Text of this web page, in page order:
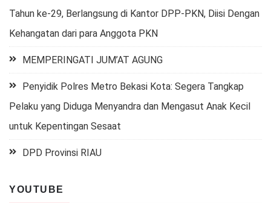
Tahun ke-29, Berlangsung di Kantor DPP-PKN, Diisi Dengan
Kehangatan dari para Anggota PKN
MEMPERINGATI JUM’AT AGUNG
Penyidik Polres Metro Bekasi Kota: Segera Tangkap
Pelaku yang Diduga Menyandra dan Mengasut Anak Kecil
untuk Kepentingan Sesaat
DPD Provinsi RIAU
YOUTUBE